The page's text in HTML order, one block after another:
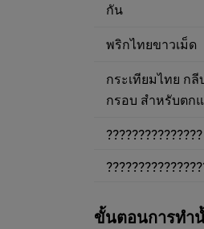
กัน
พริกไทยขาวเม็ด
กระเทียมไทย กลี
กรอบ สำหรับตก
ขั้นตอนการทำ